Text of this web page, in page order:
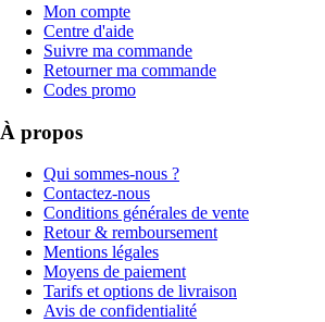
Mon compte
Centre d'aide
Suivre ma commande
Retourner ma commande
Codes promo
À propos
Qui sommes-nous ?
Contactez-nous
Conditions générales de vente
Retour & remboursement
Mentions légales
Moyens de paiement
Tarifs et options de livraison
Avis de confidentialité